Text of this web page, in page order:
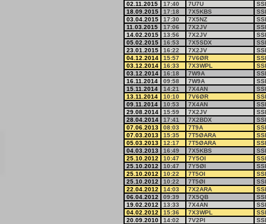
02.11.2015
17:40 7U7U
18.09.2015
17:18 7X5KBS
03.04.2015
17:30 7X5NZ
11.03.2015
17:06 7X2JV
14.02.2015
13:56 7X2JV
05.02.2015
16:53 7X5SDX
23.01.2015
16:22 7X2JV
04.12.2014
15:57 7V6ØR
03.12.2014
16:33 7X3WPL
03.12.2014
16:18 7W9A
16.11.2014
09:58 7W9A
15.11.2014
14:21 7X4AN
13.11.2014
10:10 7V6ØR
09.11.2014
10:53 7X4AN
29.08.2014
15:59 7X2JV
28.04.2014
17:41 7X2BDX
07.06.2013
08:03 7T9A
07.03.2013
15:35 7T5ØARA
05.03.2013
12:17 7T5ØARA
04.03.2013
16:49 7X5KBS
25.10.2012
10:47 7Y5OI
25.10.2012
10:47 7Y5ØI
25.10.2012
10:22 7T5OI
25.10.2012
10:22 7T5ØI
22.04.2012
14:03 7X2ARA
06.04.2012
09:39 7X5QB
19.02.2012
13:33 7X4AN
04.02.2012
15:36 7X3WPL
20.09.2010
14:02 7V2PI